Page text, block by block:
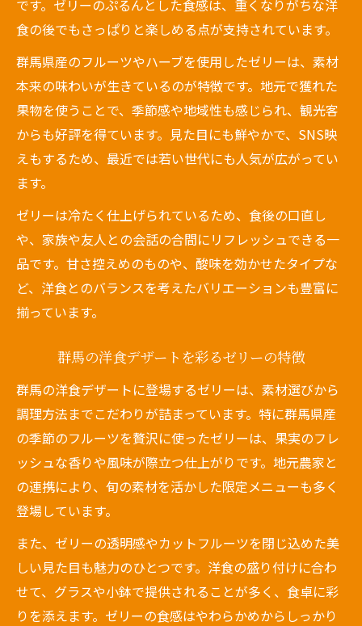
素材が際立つ群馬の洋食ゼリー特集
厳選素材が光る群馬の洋食ゼリーの美味し
さ
地元食材を活かした洋食ゼリーのこだわり
洋食のデザートタイムにおすすめのゼリー
特集
洋食好きが注目する群馬のゼリー選びポイ
ント
涼やかなゼリーが彩る洋食の新提案
洋食とゼリーの組み合わせが新しい楽しみ
方
群馬洋食に映える涼やかなゼリーの提案
ド
洋食タイムを涼やかに彩るゼリーの魅力
群馬洋食店の工夫が光るゼリーデザート特
集
群馬ならではの洋食×ゼリーの魅力発見
洋食店で発見した群馬らしいゼリーデザー
ト
ご当地ならではの洋食ゼリーの楽しみ方
です。ゼリーのぷるんとした食感は、重くなりがちな洋
食の後でもさっぱりと楽しめる点が支持されています。
群馬県産のフルーツやハーブを使用したゼリーは、素材
本来の味わいが生きているのが特徴です。地元で獲れた
果物を使うことで、季節感や地域性も感じられ、観光客
からも好評を得ています。見た目にも鮮やかで、SNS映
えもするため、最近では若い世代にも人気が広がってい
ます。
ゼリーは冷たく仕上げられているため、食後の口直し
や、家族や友人との会話の合間にリフレッシュできる一
品です。甘さ控えめのものや、酸味を効かせたタイプな
ど、洋食とのバランスを考えたバリエーションも豊富に
揃っています。
群馬の洋食デザートを彩るゼリーの特徴
群馬の洋食デザートに登場するゼリーは、素材選びから
調理方法までこだわりが詰まっています。特に群馬県産
の季節のフルーツを贅沢に使ったゼリーは、果実のフレ
ッシュな香りや風味が際立つ仕上がりです。地元農家と
の連携により、旬の素材を活かした限定メニューも多く
登場しています。
また、ゼリーの透明感やカットフルーツを閉じ込めた美
しい見た目も魅力のひとつです。洋食の盛り付けに合わ
せて、グラスや小鉢で提供されることが多く、食卓に彩
りを添えます。ゼリーの食感はやわらかめからしっかり